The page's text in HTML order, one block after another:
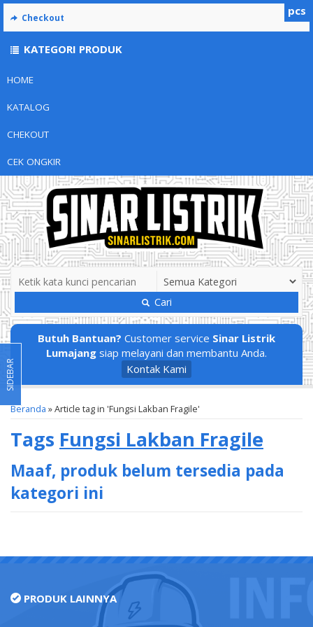
HOME
KATALOG
CHEKOUT
CEK ONGKIR
Cari
Butuh Bantuan? Customer service Sinar Listrik
Lumajang siap melayani dan membantu Anda.
Kontak Kami
Beranda »Article tag in 'Fungsi Lakban Fragile'
Tags Fungsi Lakban Fragile
Maaf, produk belum tersedia pada
kategori ini
pcs
Checkout
KATEGORI PRODUK
SIDEBAR
PRODUK LAINNYA